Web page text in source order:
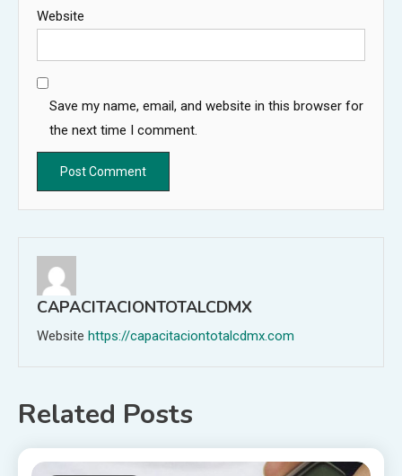
Website
Save my name, email, and website in this browser for
the next time I comment.
CAPACITACIONTOTALCDMX
Website https://capacitaciontotalcdmx.com
Related Posts